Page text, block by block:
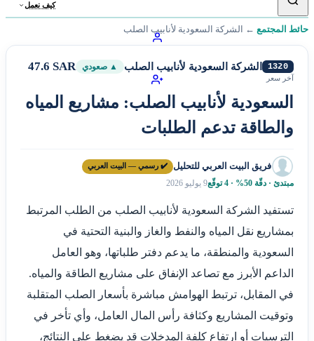
كيف نعمل
حائط المجتمع ← الشركة السعودية لأنابيب الصلب
1320 الشركة السعودية لأنابيب الصلب ▲ صعودي 47.6 SAR
آخر سعر
السعودية لأنابيب الصلب: مشاريع المياه
والطاقة تدعم الطلبات
فريق البيت العربي للتحليل ✔️ رسمي — البيت العربي
مبتدئ · دقّة 50% · 4 توقّع 9 يوليو 2026
تستفيد الشركة السعودية لأنابيب الصلب من الطلب المرتبط
بمشاريع نقل المياه والنفط والغاز والبنية التحتية في
السعودية والمنطقة، ما يدعم دفتر طلباتها، وهو العامل
الداعم الأبرز مع تصاعد الإنفاق على مشاريع الطاقة والمياه.
في المقابل، ترتبط الهوامش مباشرة بأسعار الصلب المتقلبة
وتوقيت المشاريع وكثافة رأس المال العامل، وأي تأخر في
الترسيات أو ارتفاع كلفة المدخلات قد يضغط على النتائج،